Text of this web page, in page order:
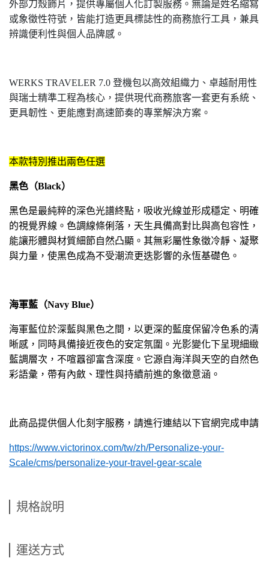
外部刀殼飾片，提供專屬個人化訂製服務。無論是姓名縮寫
或象徵性符號，皆能打造更具標誌性的商務旅行工具，兼具
辨識便利性與個人品牌感。
WERKS TRAVELER 7.0 登機包以高效組織力、卓越耐用性
與瑞士精準工程為核心，提供現代商務旅客一套更有系統、
更具韌性、更能應對高速節奏的專業解決方案。
本款特別推出兩色任選
黑色（Black）
黑色是最純粹的深色光譜終點，吸收光線並形成穩定、明確
的視覺界線。色調線條俐落，天生具備高對比與高包容性，
能讓形體與材質細節自然凸顯。其無彩屬性象徵冷靜、凝聚
與力量，使黑色成為不受潮流更迭影響的永恆基礎色。
海軍藍（Navy Blue）
海軍藍位於深藍與黑色之間，以更深的藍度保留冷色系的清
晰感，同時具備接近夜色的安定氛圍。光影變化下呈現細緻
藍調層次，不喧囂卻富含深度。它源自海洋與天空的自然色
彩語彙，帶有內斂、理性與持續前進的象徵意涵。
此商品提供個人化刻字服務，請進行連結以下官網完成申請
https://www.victorinox.com/tw/zh/Personalize-your-
Scale/cms/personalize-your-travel-gear-scale
規格說明
運送方式